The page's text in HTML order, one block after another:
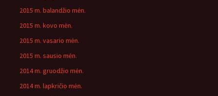
2015 m. balandžio mėn.
2015 m. kovo mėn.
2015 m. vasario mėn.
2015 m. sausio mėn.
2014 m. gruodžio mėn.
2014 m. lapkričio mėn.